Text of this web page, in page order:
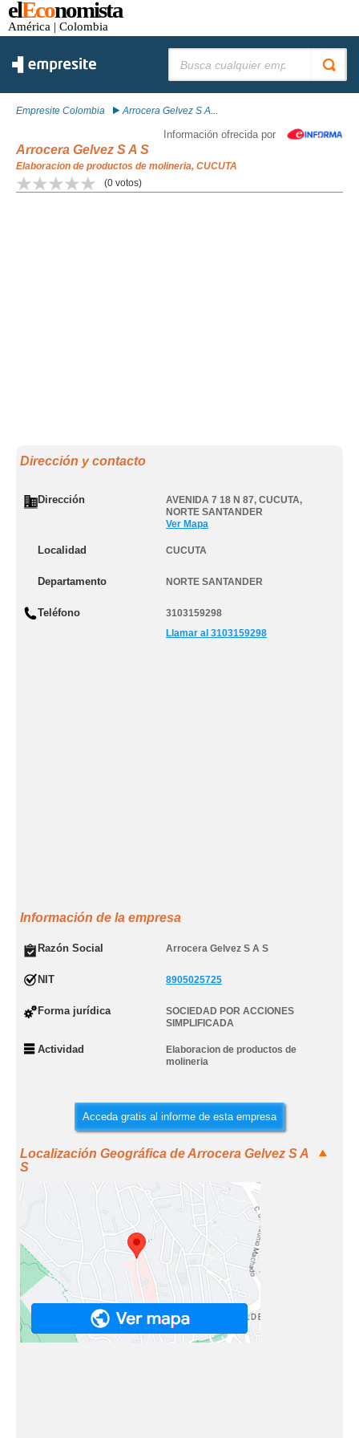
elEconomista
América | Colombia
Empresite Colombia Arrocera Gelvez S A...
Información ofrecida por
Arrocera Gelvez S A S
Elaboracion de productos de molineria, CUCUTA
(0 votos)
Dirección y contacto
Dirección AVENIDA 7 18 N 87, CUCUTA,
NORTE SANTANDER
Ver Mapa
Localidad CUCUTA
Departamento NORTE SANTANDER
Teléfono
3103159298
Llamar al 3103159298
Información de la empresa
Razón Social Arrocera Gelvez S A S
NIT 8905025725
Forma jurídica
SOCIEDAD POR ACCIONES
SIMPLIFICADA
Actividad
Elaboracion de productos de
molineria
Acceda gratis al informe de esta empresa
Localización Geográfica de Arrocera Gelvez S A
S